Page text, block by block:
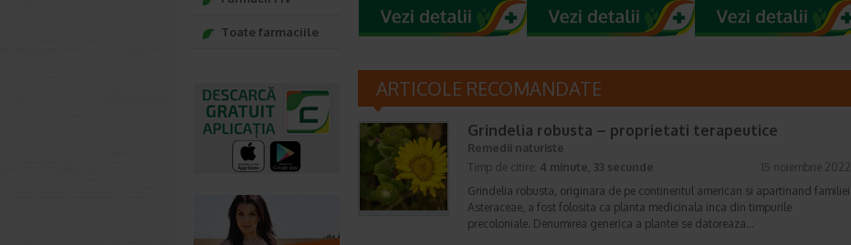
ARTICOLE RECOMANDATE
Grindelia robusta – proprietati terapeutice
Remedii naturiste
Timp de citire: 4 minute, 33 secunde
15 noiembrie 2022
Grindelia robusta, originara de pe continentul american si apartinand familiei
Asteraceae, a fost folosita ca planta medicinala inca din timpurile
precoloniale. Denumirea generica a plantei se datoreaza…
Toate farmaciile